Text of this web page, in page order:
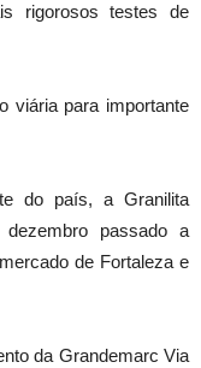
rigorosos testes de
viária para importante
do país, a Granilita
passado a
de Fortaleza e
da Grandemarc Via